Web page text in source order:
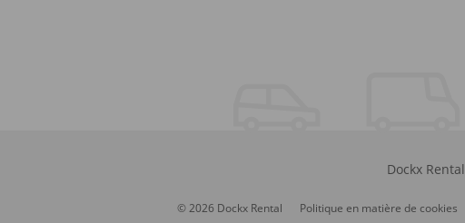
Dockx Rental
© 2026 Dockx Rental Politique en matière de cookies